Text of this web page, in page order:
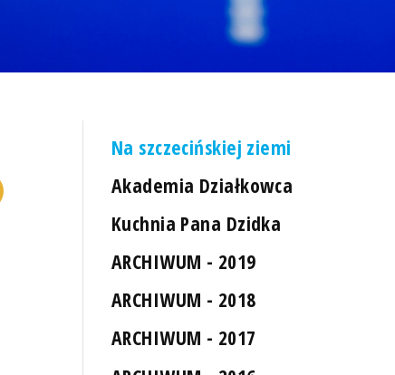
Na szczecińskiej ziemi
Akademia Działkowca
Kuchnia Pana Dzidka
ARCHIWUM - 2019
ARCHIWUM - 2018
ARCHIWUM - 2017